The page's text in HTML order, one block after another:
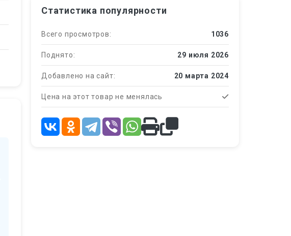
Статистика популярности
Всего просмотров: 1036
Поднято: 29 июля 2026
Добавлено на сайт: 20 марта 2024
Цена на этот товар не менялась